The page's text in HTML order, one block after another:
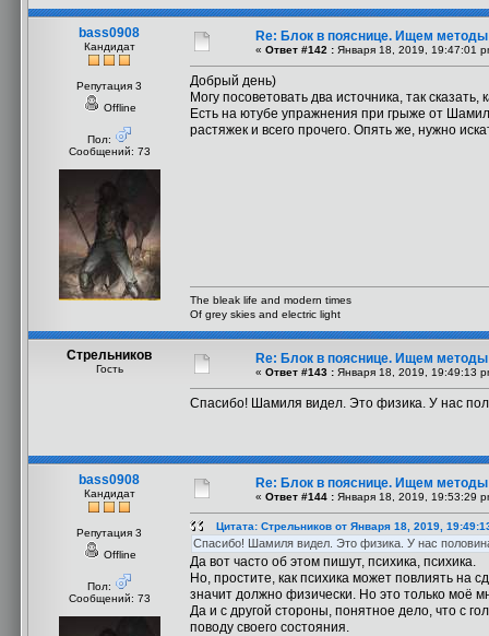
bass0908
Кандидат
Репутация 3
Offline
Пол:
Сообщений: 73
Re: Блок в пояснице. Ищем методы
« Ответ #142 : Января 18, 2019, 19:47:01
Добрый день)
Могу посоветовать два источника, так
Есть на ютубе упражнения при грыже от
растяжек и всего прочего. Опять же, нужно
The bleak life and modern times
Of grey skies and electric light
Стрельников
Гость
Re: Блок в пояснице. Ищем методы
« Ответ #143 : Января 18, 2019, 19:49:13
Спасибо! Шамиля видел. Это физика. У нас
bass0908
Кандидат
Репутация 3
Offline
Пол:
Сообщений: 73
Re: Блок в пояснице. Ищем методы
« Ответ #144 : Января 18, 2019, 19:53:29
Цитата: Стрельников от Января 18, 2019,
Спасибо! Шамиля видел. Это физика. У нас
Да вот часто об этом пишут, психика, психика.
Но, простите, как психика может повлиять на
значит должно физически. Но это только моё
Да и с другой стороны, понятное дело, что с
поводу своего состояния.